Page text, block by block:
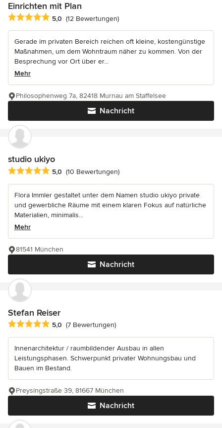
Einrichten mit Plan
Durchschnittliche Bewertung: 5 von 5 Sternen
5,0 (12 Bewertungen)
Gerade im privaten Bereich reichen oft kleine, kostengünstige
Maßnahmen, um dem Wohntraum näher zu kommen. Von der
Besprechung vor Ort über er...
Mehr
Nachricht
Philosophenweg 7a, 82418 Murnau am Staffelsee
studio ukiyo
Durchschnittliche Bewertung: 5 von 5 Sternen
5,0 (10 Bewertungen)
Flora Immler gestaltet unter dem Namen studio ukiyo private
und gewerbliche Räume mit einem klaren Fokus auf natürliche
Materialien, minimalis...
Mehr
Nachricht
81541 München
Stefan Reiser
Durchschnittliche Bewertung: 5 von 5 Sternen
5,0 (7 Bewertungen)
Innenarchitektur / raumbildender Ausbau in allen
Leistungsphasen. Schwerpunkt privater Wohnungsbau und
Bauen im Bestand.
Nachricht
Preysingstraße 39, 81667 München